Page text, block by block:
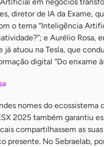
diretor de IA da Exame,
o tema “Inteligência
e Aurélio Rosa,
já atuou na Tesla, que
digital “Do enxame
nomes do ecossistema
2025 também garantiu
compartilhassem as
presente. No Sebraelab,